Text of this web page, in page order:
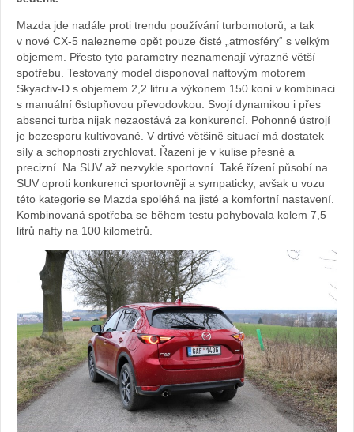
Kvášová
Mazda jde nadále proti trendu používání turbomotorů, a tak
v nové CX-5 nalezneme opět pouze čisté „atmosféry“ s velkým
objemem. Přesto tyto parametry neznamenají výrazně větší
spotřebu. Testovaný model disponoval naftovým motorem
Skyactiv-D s objemem 2,2 litru a výkonem 150 koní v kombinaci
s manuální 6stupňovou převodovkou. Svojí dynamikou i přes
absenci turba nijak nezaostává za konkurencí. Pohonné ústrojí
je bezesporu kultivované. V drtivé většině situací má dostatek
síly a schopnosti zrychlovat. Řazení je v kulise přesné a
precizní. Na SUV až nezvykle sportovní. Také řízení působí na
SUV oproti konkurenci sportovněji a sympaticky, avšak u vozu
této kategorie se Mazda spoléhá na jisté a komfortní nastavení.
Kombinovaná spotřeba se během testu pohybovala kolem 7,5
litrů nafty na 100 kilometrů.